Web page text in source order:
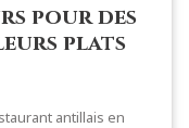
pour des
plats
antillais en